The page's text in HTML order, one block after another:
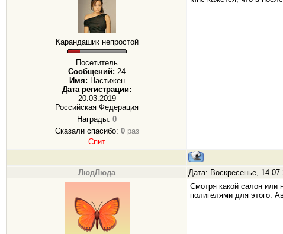
Карандашик непростой
Посетитель
Сообщений: 24
Имя: Настижен
Дата регистрации:
20.03.2019
Российская Федерация
Награды: 0
Сказали спасибо: 0раз
Спит
ЛюдЛюда Дата: Воскресенье,
Смотря какой салон или
полигелями для этого.